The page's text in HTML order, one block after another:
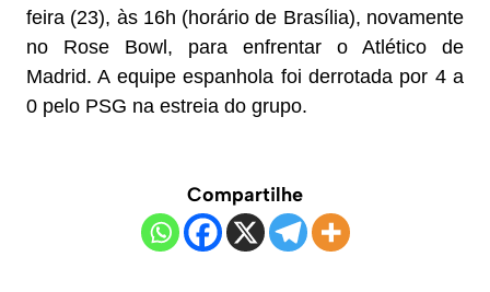
feira (23), às 16h (horário de Brasília), novamente
no Rose Bowl, para enfrentar o Atlético de
Madrid. A equipe espanhola foi derrotada por 4 a
0 pelo PSG na estreia do grupo.
Compartilhe